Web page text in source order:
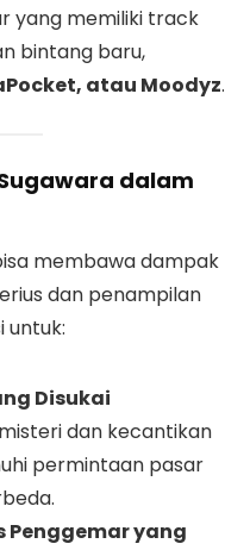
yang memiliki track
bintang baru,
atau Moodyz.
dalam
membawa dampak
dan penampilan
untuk:
Disukai
dan kecantikan
permintaan pasar
Penggemar yang